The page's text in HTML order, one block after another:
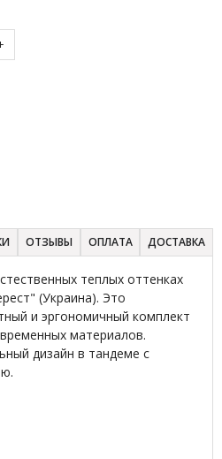
ОТЗЫВЫ ОПЛАТА ДОСТАВКА
теплых оттенках
(Украина). Это
и эргономичный комплект
материалов.
дизайн в тандеме с